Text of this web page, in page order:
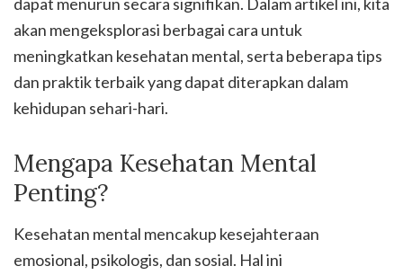
akan mengeksplorasi berbagai cara untuk
meningkatkan kesehatan mental, serta beberapa tips
dan praktik terbaik yang dapat diterapkan dalam
kehidupan sehari-hari.
Mengapa Kesehatan Mental
Penting?
Kesehatan mental mencakup kesejahteraan
emosional, psikologis, dan sosial. Hal ini